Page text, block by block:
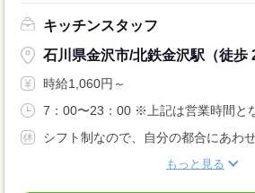
キッチンスタッフ
石川県金沢市/北鉄金沢駅（徒歩
時給1,060円～
7：00〜23：00 ※上記は営業時間と
シフト制なので、自分の都合にあわせ
もっと見る